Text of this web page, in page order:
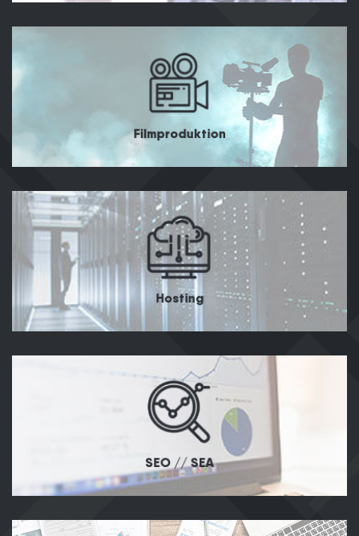
Filmproduktion
Hosting
SEO // SEA